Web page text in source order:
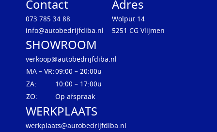
Contact
073 785 34 88
info@autobedrijfdiba.nl
Adres
Wolput 14
5251 CG Vlijmen
SHOWROOM
verkoop@autobedrijfdiba.nl
MA – VR:09:00 – 20:00u
ZA:
10:00 – 17:00u
ZO:
Op afspraak
WERKPLAATS
werkplaats@autobedrijfdiba.nl